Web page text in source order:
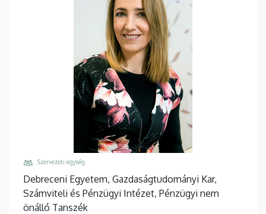
Szervezeti egység
Debreceni Egyetem, Gazdaságtudományi Kar,
Számviteli és Pénzügyi Intézet, Pénzügyi nem
önálló Tanszék